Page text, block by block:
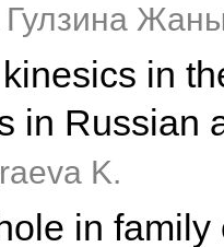
in
in Russian
K.
in